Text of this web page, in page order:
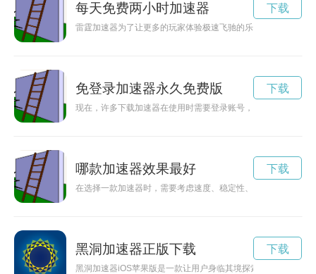
每天免费两小时加速器
雷霆加速器为了让更多的玩家体验极速飞驰的乐趣，推出了免
下载
免登录加速器永久免费版
现在，许多下载加速器在使用时需要登录账号，繁琐的操作让
下载
哪款加速器效果最好
在选择一款加速器时，需要考虑速度、稳定性、价格等因素。
下载
黑洞加速器正版下载
黑洞加速器iOS苹果版是一款让用户身临其境探索黑洞的科技
下载